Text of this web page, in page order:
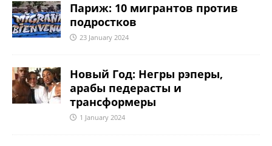
Париж: 10 мигрантов против
подростков
23 January 2024
Новый Год: Негры рэперы,
арабы педерасты и
трансформеры
1 January 2024